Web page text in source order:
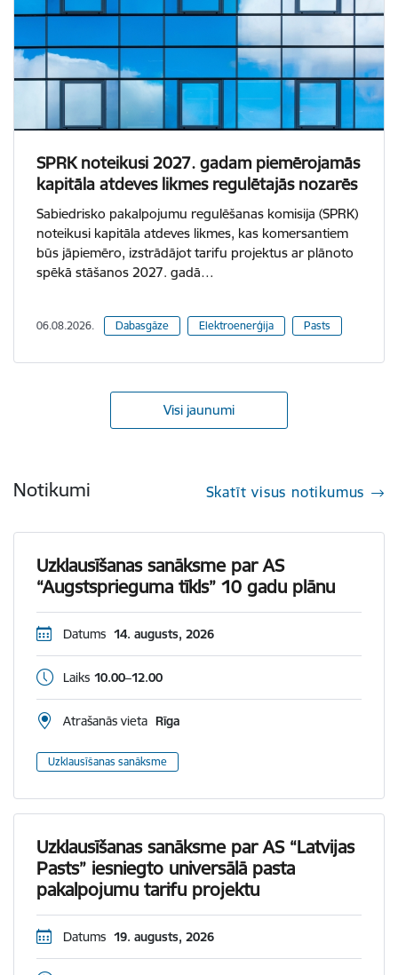
SPRK noteikusi 2027. gadam piemērojamās
kapitāla atdeves likmes regulētajās nozarēs
Sabiedrisko pakalpojumu regulēšanas komisija (SPRK)
noteikusi kapitāla atdeves likmes, kas komersantiem
būs jāpiemēro, izstrādājot tarifu projektus ar plānoto
spēkā stāšanos 2027. gadā…
06.08.2026. Dabasgāze Elektroenerģija Pasts
Visi jaunumi
Notikumi Skatīt visus notikumus
Uzklausīšanas sanāksme par AS
“Augstsprieguma tīkls” 10 gadu plānu
Datums 14. augusts, 2026
Laiks 10.00–12.00
Atrašanās vieta Rīga
Uzklausīšanas sanāksme
Uzklausīšanas sanāksme par AS “Latvijas
Pasts” iesniegto universālā pasta
pakalpojumu tarifu projektu
Datums 19. augusts, 2026